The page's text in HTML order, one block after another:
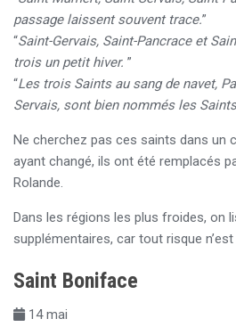
passage laissent souvent trace.”
“Saint-Gervais, Saint-Pancrace et
trois un petit hiver. ”
“Les trois Saints au sang de navet,
Servais, sont bien nommés les
Ne cherchez pas ces saints dans un
ayant changé, ils ont été remplacés
Rolande.
Dans les régions les plus froides, on
supplémentaires, car tout risque
Saint Boniface
14 mai